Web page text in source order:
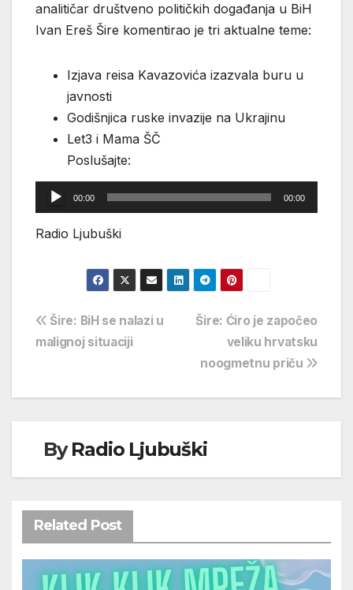
analitičar društveno političkih događanja u BiH
Ivan Ereš Šire komentirao je tri aktualne teme:
Izjava reisa Kavazovića izazvala buru u
javnosti
Godišnjica ruske invazije na Ukrajinu
Let3 i Mama ŠČ
Poslušajte:
Reproduktor
audiozapisa
00:00 00:00
Radio Ljubuški
Navigacija
objava
Šire: Ćiro je započeo
veliku hrvatsku
noogmetnu priču
Šire: BiH se nalazi u
malignoj situaciji
ByRadio Ljubuški
Related Post